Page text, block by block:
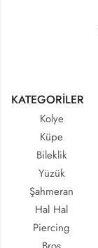
KATEGORİLER
Kolye
Küpe
Bileklik
Yüzük
Şahmeran
Hal Hal
Piercing